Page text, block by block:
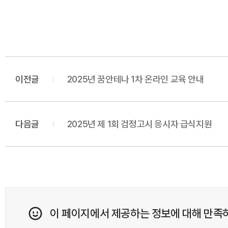
이전글 2025년 꿈안테나 1차 온라인 교육 안내
다음글 2025년 제 1회 검정고시 응시자 급식지원
이 페이지에서 제공하는 정보에 대해 만족